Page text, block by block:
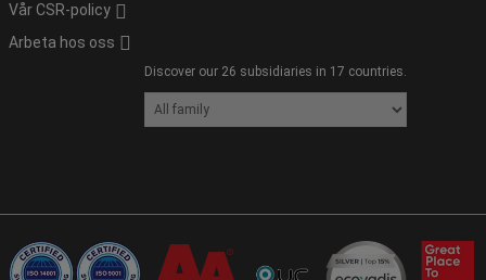
Vår CSR-policy
Arbeta hos oss
Discover our 26 subsidiaries in 17 countries.